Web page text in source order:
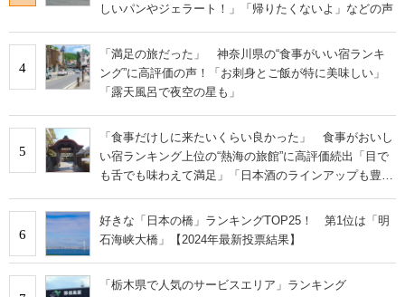
しいパンやジェラート！」「帰りたくないよ」などの声
4
「満足の旅だった」 神奈川県の“食事がいい宿ランキ
ング”に高評価の声！「お刺身とご飯が特に美味しい」
「露天風呂で夜空の星も」
5
「食事だけしに来たいくらい良かった」 食事がおいし
い宿ランキング上位の“熱海の旅館”に高評価続出「目で
も舌でも味わえて満足」「日本酒のラインアップも豊
6
好きな「日本の橋」ランキングTOP25！ 第1位は「明
石海峡大橋」【2024年最新投票結果】
「栃木県で人気のサービスエリア」ランキング